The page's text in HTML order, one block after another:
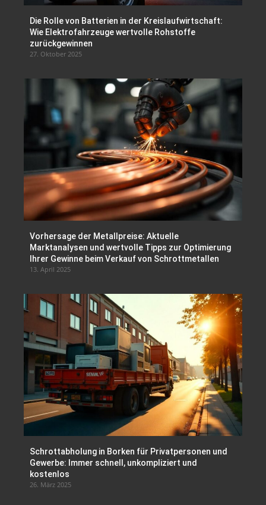
Die Rolle von Batterien in der Kreislaufwirtschaft:
Wie Elektrofahrzeuge wertvolle Rohstoffe
zurückgewinnen
27. Oktober 2025
Vorhersage der Metallpreise: Aktuelle
Marktanalysen und wertvolle Tipps zur Optimierung
Ihrer Gewinne beim Verkauf von Schrottmetallen
13. April 2025
Schrottabholung in Borken für Privatpersonen und
Gewerbe: Immer schnell, unkompliziert und
kostenlos
26. März 2025